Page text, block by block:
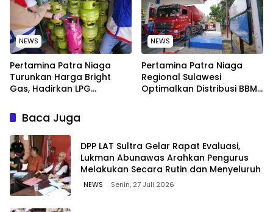
NEWS
Pertamina Patra Niaga
Turunkan Harga Bright
Gas, Hadirkan LPG
Lebih Kompetitif
NEWS
Pertamina Patra Niaga
Regional Sulawesi
Optimalkan Distribusi BBM
Baca Juga
‎DPP LAT Sultra Gelar Rapat Evaluasi,
Lukman Abunawas Arahkan Pengurus
Melakukan Secara Rutin dan Menyeluruh
NEWS Senin, 27 Juli 2026